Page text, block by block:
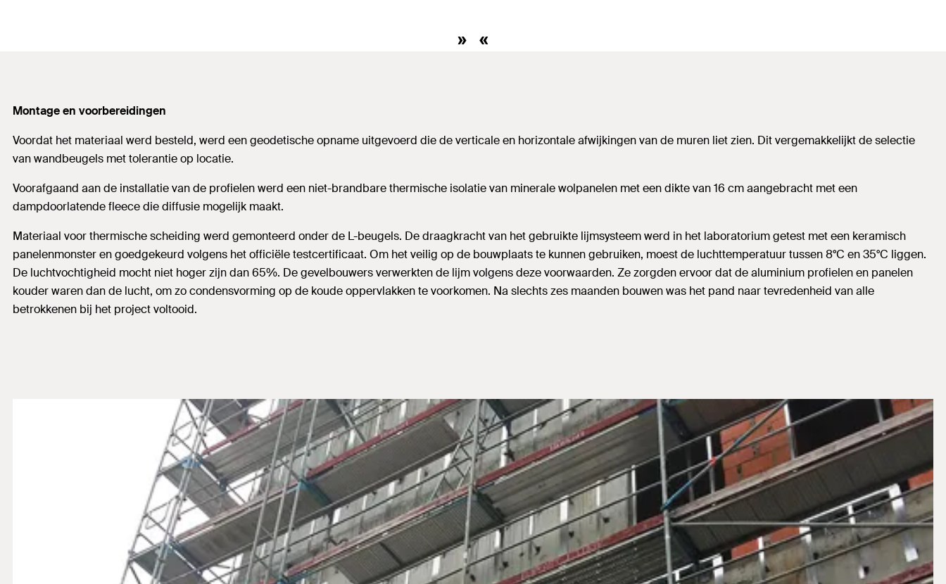
Montage en voorbereidingen
Voordat het materiaal werd besteld, werd een geodetische opname uitgevoerd die de verticale en horizontale afwijkingen van de muren liet zien. Dit vergemakkelijkt de selectie
van wandbeugels met tolerantie op locatie.
Voorafgaand aan de installatie van de profielen werd een niet-brandbare thermische isolatie van minerale wolpanelen met een dikte van 16 cm aangebracht met een
dampdoorlatende fleece die diffusie mogelijk maakt.
Materiaal voor thermische scheiding werd gemonteerd onder de L-beugels. De draagkracht van het gebruikte lijmsysteem werd in het laboratorium getest met een keramisch
panelenmonster en goedgekeurd volgens het officiële testcertificaat. Om het veilig op de bouwplaats te kunnen gebruiken, moest de luchttemperatuur tussen 8°C en 35°C liggen.
De luchtvochtigheid mocht niet hoger zijn dan 65%. De gevelbouwers verwerkten de lijm volgens deze voorwaarden. Ze zorgden ervoor dat de aluminium profielen en panelen
kouder waren dan de lucht, om zo condensvorming op de koude oppervlakken te voorkomen. Na slechts zes maanden bouwen was het pand naar tevredenheid van alle
betrokkenen bij het project voltooid.